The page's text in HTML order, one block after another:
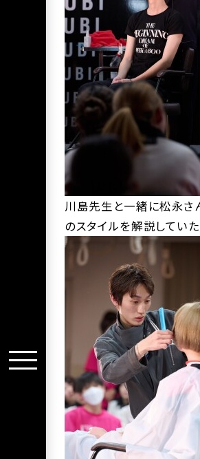
川島先生と一緒に松永さ
のスタイルを解説していた